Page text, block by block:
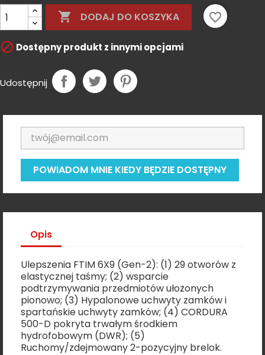
 DODAJ DO KOSZYKA favorite_border
 Dostępny produkt z innymi opcjami
Udostępnij
POWIADOM MNIE KIEDY BĘDZIE DOSTĘPNY
Opis
Ulepszenia FTIM 6X9 (Gen-2): (1) 29 otworów z
elastycznej taśmy; (2) wsparcie
podtrzymywania przedmiotów ułożonych
pionowo; (3) Hypalonowe uchwyty zamków i
spartańskie uchwyty zamków; (4) CORDURA
500-D pokryta trwałym środkiem
hydrofobowym (DWR); (5)
Ruchomy/zdejmowany 2-pozycyjny brelok.